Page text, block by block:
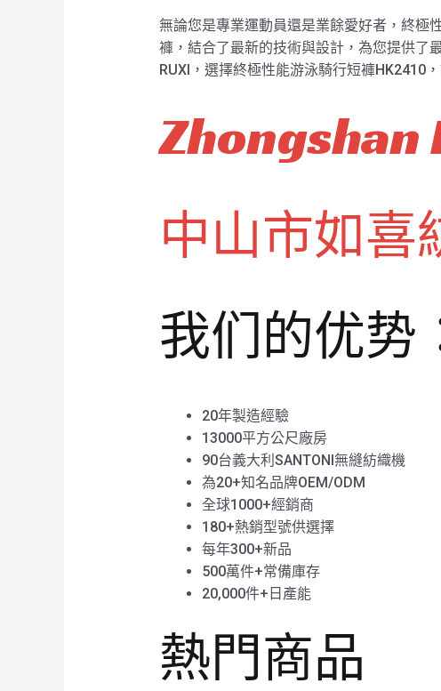
無論您是專業運動員還是業餘愛好者，終極
褲，結合了最新的技術與設計，為您提供了
RUXI，選擇終極性能游泳騎行短褲HK2410
Zhongshan
中山市如喜
我们的优势
20年製造經驗
13000平方公尺廠房
90台義大利SANTONI無縫紡織機
為20+知名品牌OEM/ODM
全球1000+經銷商
180+熱銷型號供選擇
每年300+新品
500萬件+常備庫存
20,000件+日產能
熱門商品